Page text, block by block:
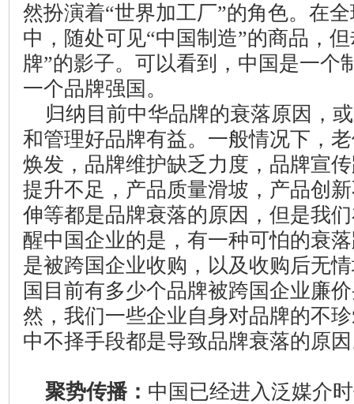
然扮演着“世界加工厂”的角色。在
中，随处可见“中国制造”的商品，
牌”的影子。可以看到，中国是一个
一个品牌强国。
归纳目前中华品牌的衰落原因，
和管理好品牌有益。一般情况下，
焕发，品牌维护缺乏力度，品牌宣
提升不足，产品质量滑坡，产品创
伸等都是品牌衰落的原因，但是我
醒中国企业的是，有一种可怕的衰
是被跨国企业收购，以及收购后无
国目前有多少个品牌被跨国企业廉
然，我们一些企业自身对品牌的不
中不择手段都是导致品牌衰落的原
聚势传播： 中国已经进入泛媒介